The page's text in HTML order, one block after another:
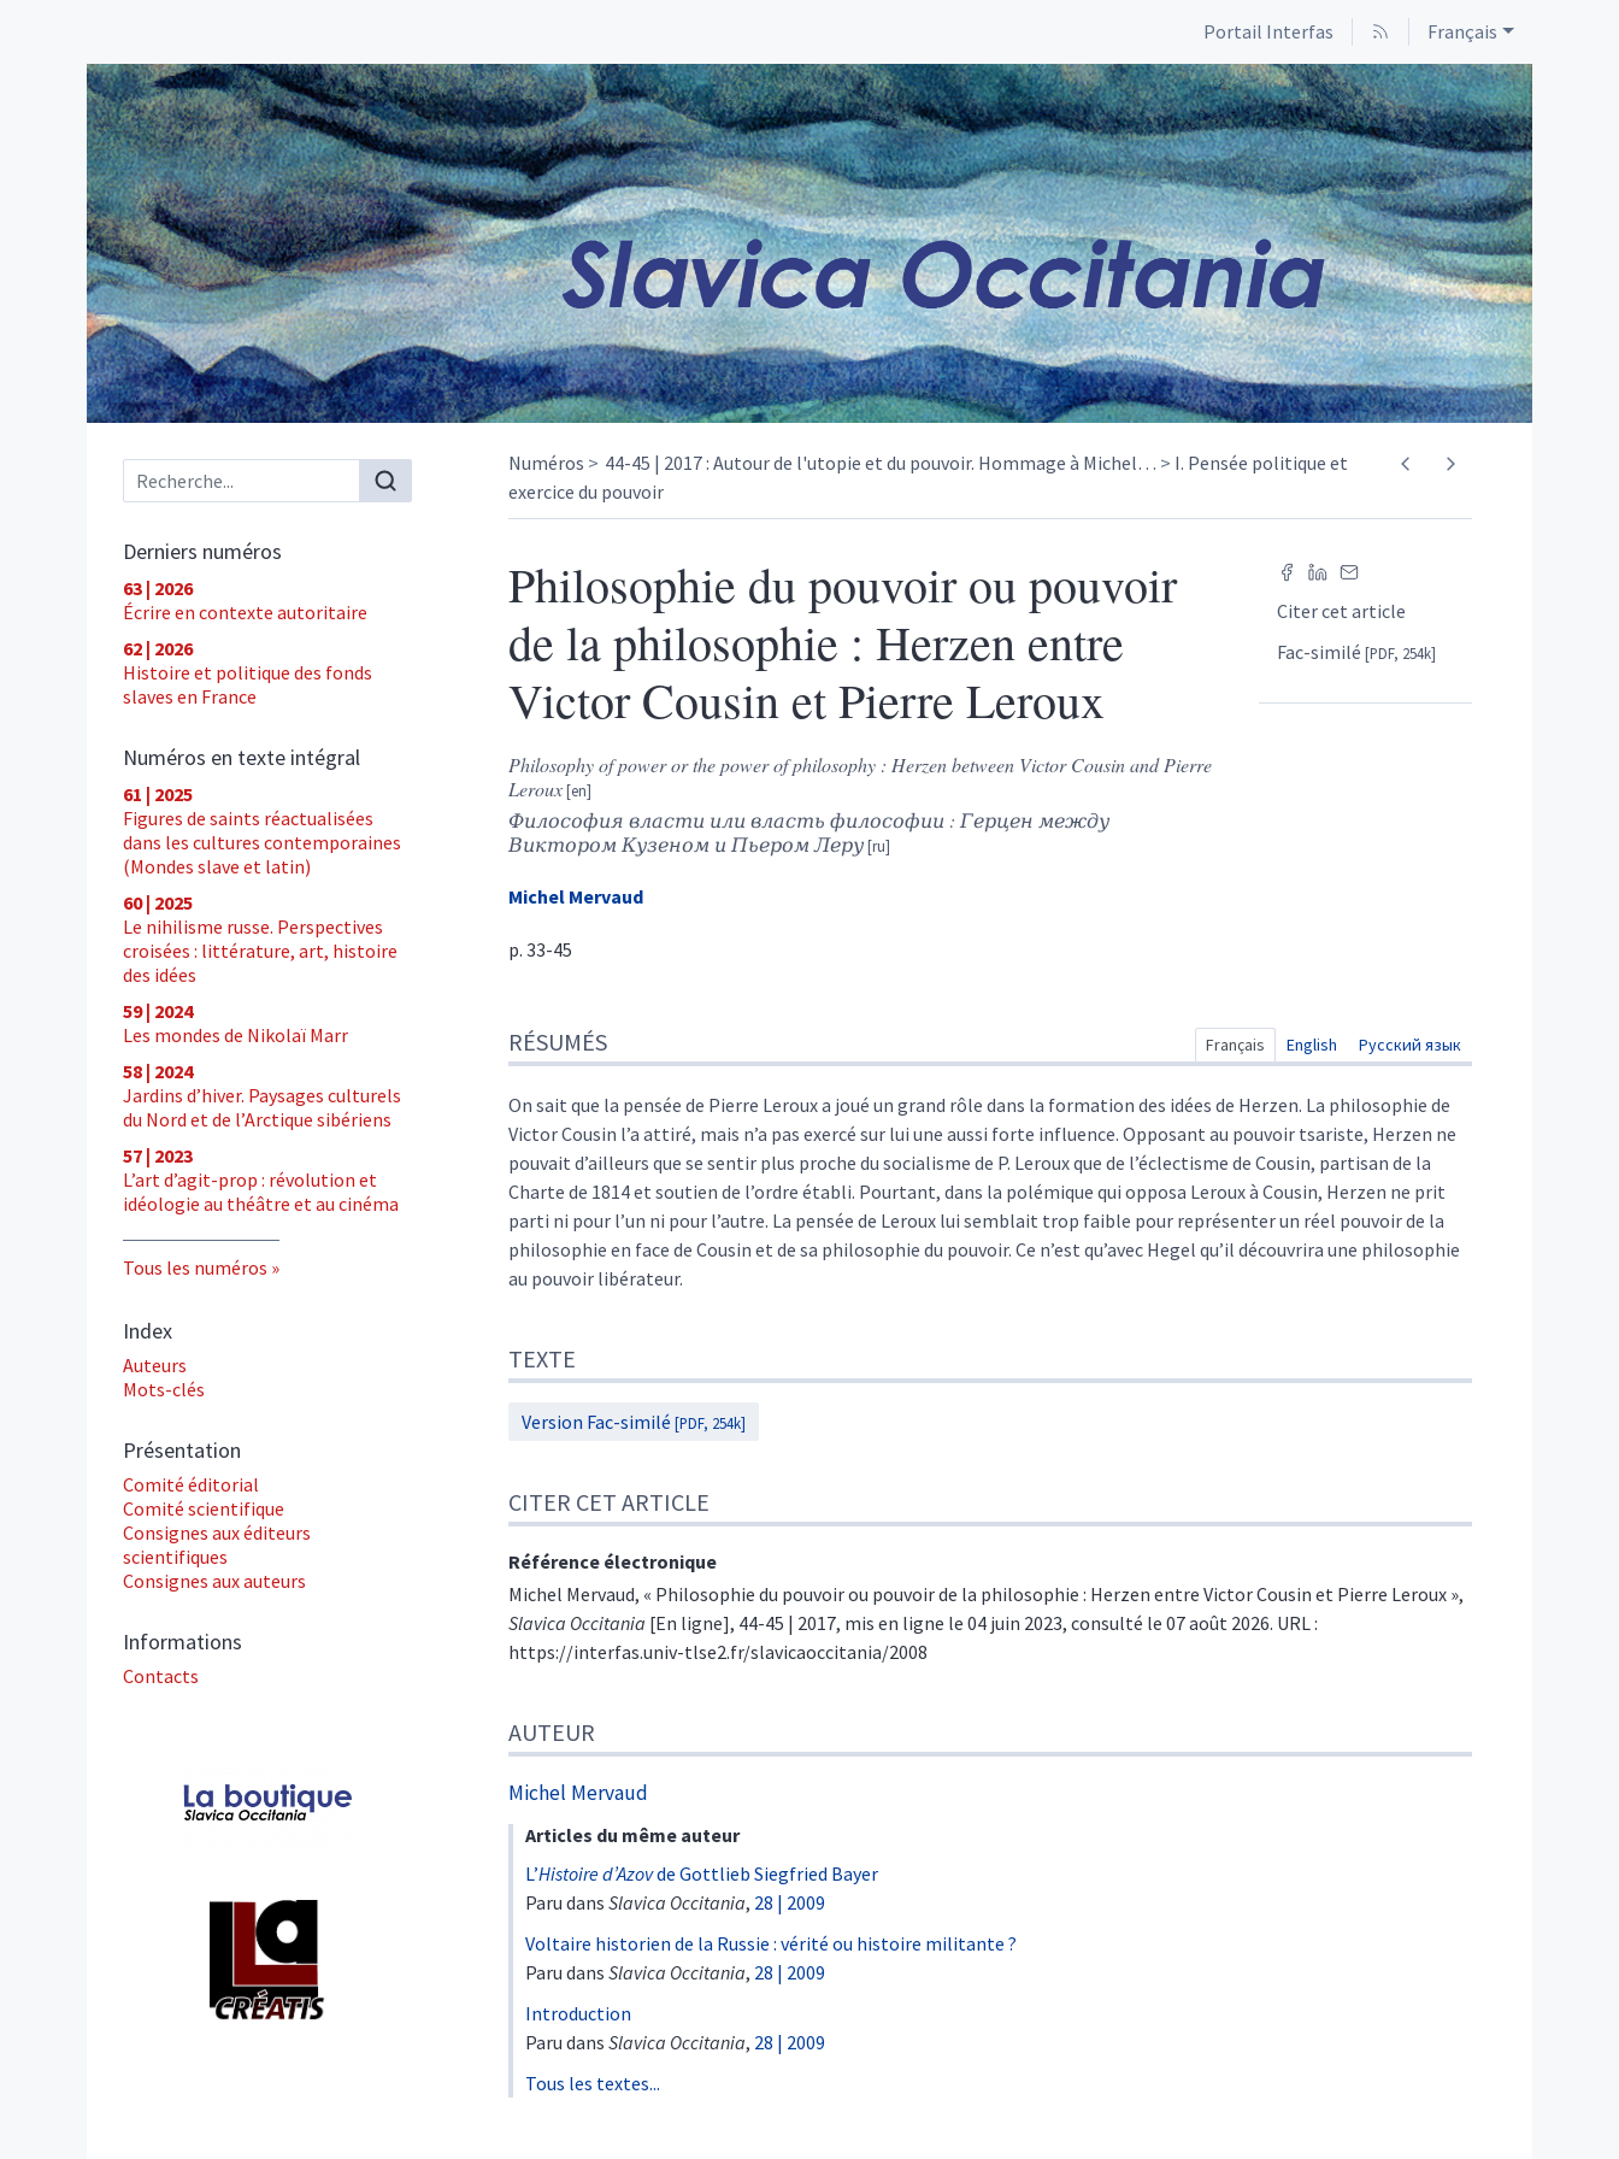
Portail Interfas Français
Menu principal
Derniers numéros
63 | 2026
Écrire en contexte autoritaire
62 | 2026
Histoire et politique des fonds
slaves en France
Numéros en texte intégral
61 | 2025
Figures de saints réactualisées
dans les cultures contemporaines
(Mondes slave et latin)
60 | 2025
Le nihilisme russe. Perspectives
croisées : littérature, art, histoire
des idées
59 | 2024
Les mondes de Nikolaï Marr
58 | 2024
Jardins d’hiver. Paysages culturels
du Nord et de l’Arctique sibériens
57 | 2023
L’art d’agit-prop : révolution et
idéologie au théâtre et au cinéma
Tous les numéros
Index
Auteurs
Mots-clés
Présentation
Comité éditorial
Comité scientifique
Consignes aux éditeurs
scientifiques
Consignes aux auteurs
Informations
Contacts
Numéros 44-45 | 2017 : Autour de l'utopie et du pouvoir. Hommage à Michel…
I. Pensée politique et
exercice du pouvoir
Citer cet article
Fac-similé [PDF, 254k]
Philosophie du pouvoir ou pouvoir
de la philosophie : Herzen entre
Victor Cousin et Pierre Leroux
Philosophy of power or the power of philosophy : Herzen between Victor Cousin and Pierre
Leroux
Философия власти или власть философии : Герцен между
Виктором Кузеном и Пьером Леру
Michel Mervaud
p. 33-45
Texte
Citer cet article
Auteur
RÉSUMÉS Français English Русский язык
On sait que la pensée de Pierre Leroux a joué un grand rôle dans la formation des idées de Herzen. La philosophie de
Victor Cousin l’a attiré, mais n’a pas exercé sur lui une aussi forte influence. Opposant au pouvoir tsariste, Herzen ne
pouvait d’ailleurs que se sentir plus proche du socialisme de P. Leroux que de l’éclectisme de Cousin, partisan de la
Charte de 1814 et soutien de l’ordre établi. Pourtant, dans la polémique qui opposa Leroux à Cousin, Herzen ne prit
parti ni pour l’un ni pour l’autre. La pensée de Leroux lui semblait trop faible pour représenter un réel pouvoir de la
philosophie en face de Cousin et de sa philosophie du pouvoir. Ce n’est qu’avec Hegel qu’il découvrira une philosophie
au pouvoir libérateur.
TEXTE
Version Fac-similé [PDF, 254k]
CITER CET ARTICLE
Référence électronique
Michel Mervaud, « Philosophie du pouvoir ou pouvoir de la philosophie : Herzen entre Victor Cousin et Pierre Leroux »,
Slavica Occitania [En ligne], 44-45 | 2017, mis en ligne le 04 juin 2023, consulté le 07 août 2026. URL :
https://interfas.univ-tlse2.fr/slavicaoccitania/2008
AUTEUR
Michel Mervaud
Articles du même auteur
L’Histoire d’Azovde Gottlieb Siegfried Bayer
Paru dans Slavica Occitania, 28 | 2009
Voltaire historien de la Russie : vérité ou histoire militante ?
Paru dans Slavica Occitania, 28 | 2009
Introduction
Paru dans Slavica Occitania, 28 | 2009
Tous les textes...